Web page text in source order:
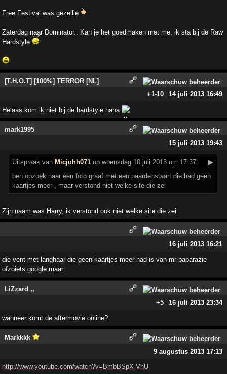
Free Festival was gezellie
Zaterdag naar Dominator.. Kan je het goedmaken met me, ik sta bij de Raw
Hardstyle
[T.H.O.T] [100%] TERROR [NL]
+1-10 14 juli 2013 16:49
Helaas kom ik niet bij de hardstyle haha
mark1995
15 juli 2013 19:43
Uitspraak van Micjuhh071 op woensdag 10 juli 2013 om 17:37:
▶
ben opzoek naar een foto graaf met een paardenstaart die had geen
kaartjes meer , maar verstond niet welke site die zei
Zijn naam was Harry, ik verstond ook niet welke site die zei
16 juli 2013 16:21
die vent met langhaar die geen kaartjes meer had is van mr paparazie
ofzoiets google maar
LiZzard ,,
+5
16 juli 2013 23:34
wanneer komt de aftermovie online?
Markkkk
9 augustus 2013 17:13
http://www.youtube.com/watch?v=BmbBSpX-VhU